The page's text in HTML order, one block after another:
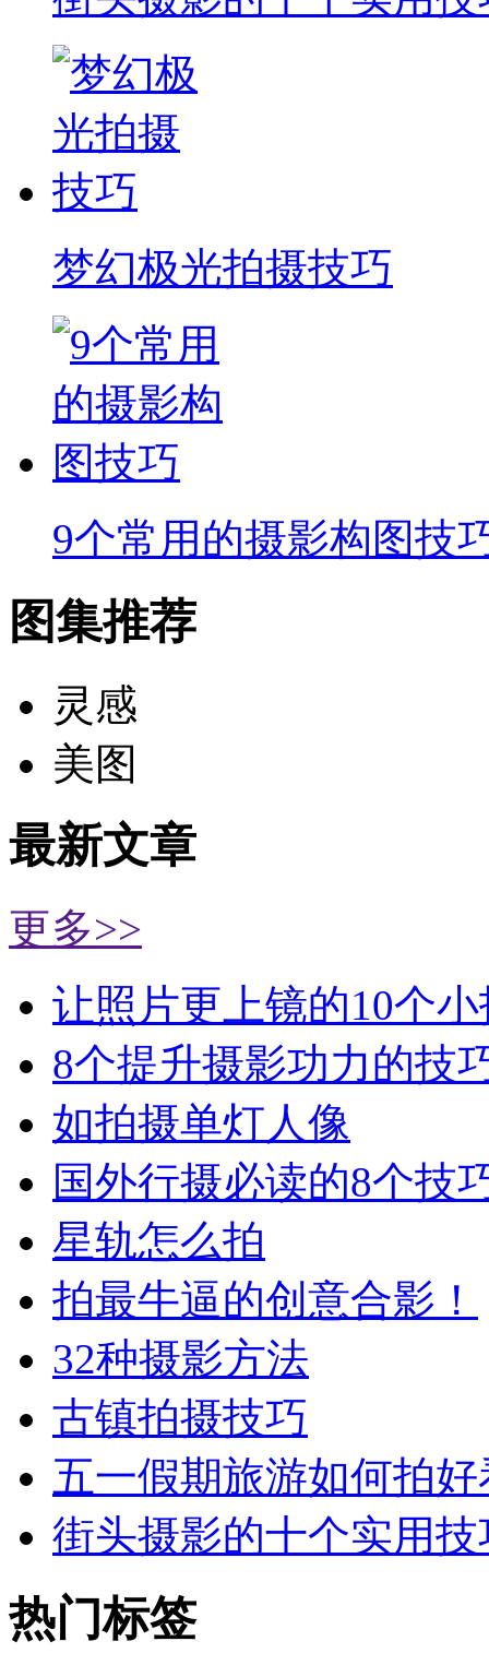
梦幻极光拍摄技巧
9个常用的摄影构图技
图集推荐
灵感
美图
最新文章
更多>>
让照片更上镜的10个
8个提升摄影功力的技
如拍摄单灯人像
国外行摄必读的8个技
星轨怎么拍
拍最牛逼的创意合影！
32种摄影方法
古镇拍摄技巧
五一假期旅游如何拍好
街头摄影的十个实用技
热门标签